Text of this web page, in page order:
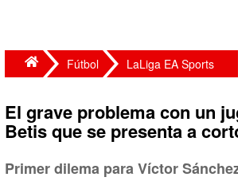
Fútbol LaLiga EA Sports
El grave problema con un
Betis que se presenta a
Primer dilema para Víctor